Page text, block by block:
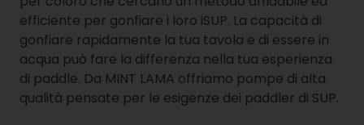
efficiente per gonfiare i loro iSUP. La capacità di
gonfiare rapidamente la tua tavola e di essere in
acqua può fare la differenza nella tua esperienza
di paddle. Da MINT LAMA offriamo pompe di alta
qualità pensate per le esigenze dei paddler di SUP.